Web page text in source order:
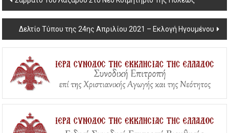
navigation
Δελτίο Τύπου της 24ης Απριλίου 2021 – Εκλογή Ηγουμένου